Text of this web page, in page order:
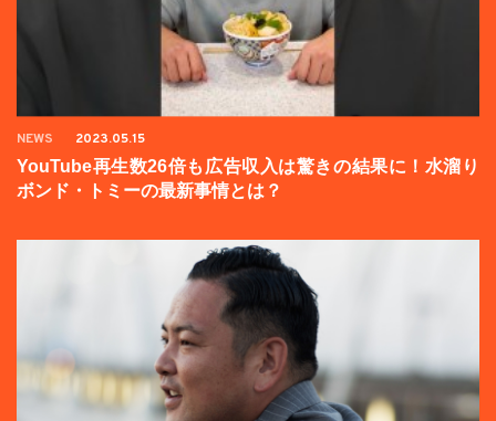
NEWS 2023.05.15
YouTube再生数26倍も広告収入は驚きの結果に！水溜り
ボンド・トミーの最新事情とは？